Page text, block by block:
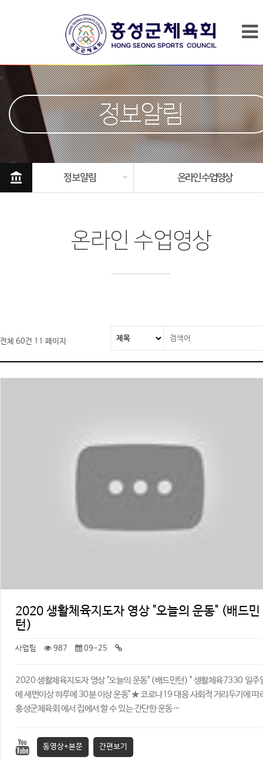
정보알림
account_balance 정보알림 온라인 수업영상
온라인 수업영상
전체 60건 11 페이지
2020 생활체육지도자 영상 "오늘의 운동" (배드민
턴)
사업팀 987 09-25
2020 생활체육지도자 영상 "오늘의 운동" (배드민턴) ​" 생활체육7330 일주
에 세번이상 하루에 30분 이상 운동" ★ 코로나19 대응 사회적 거리두기에 따
홍성군체육회 에서 집에서 할 수 있는 간단한 운동…
동영상+본문 간편보기